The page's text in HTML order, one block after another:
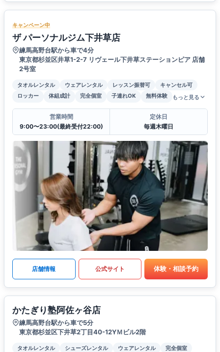
キャンペーン中
ザ パーソナルジム下井草店
練馬高野台駅から車で4分
東京都杉並区井草1-2-7 リヴェール下井草ステーションピア 店舗
2号室
タオルレンタル ウェアレンタル レッスン振替可
キャンセル可
ロッカー
体組成計 完全個室 子連れOK 無料体験 もっと見る
営業時間
9:00〜23:00(最終受付22:00)
定休日
毎週木曜日
店舗情報 公式サイト 体験・相談予約
かたぎり塾阿佐ヶ谷店
練馬高野台駅から車で5分
東京都杉並区下井草2丁目40-12YＭビル2階
タオルレンタル シューズレンタル ウェアレンタル
完全個室